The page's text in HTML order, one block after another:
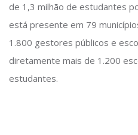
de 1,3 milhão de estudantes
está presente em 79
1.800 gestores públicos e
diretamente mais de 1.200
estudantes.